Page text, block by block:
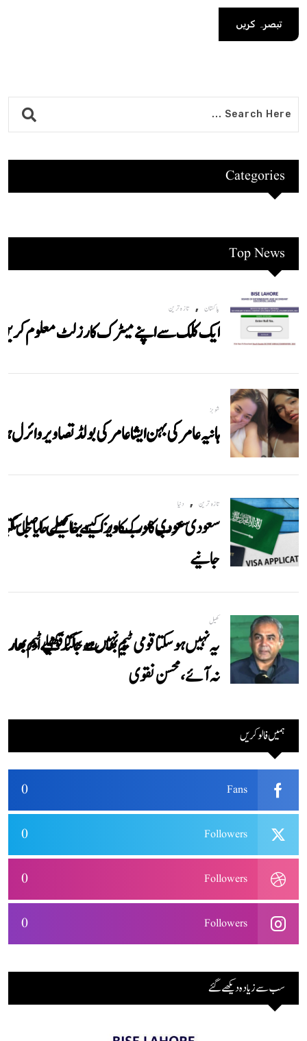
Categories
Top News
پاکستان , تازہ ترین
ایک کلک سے اپنے میٹرک کا رزلٹ معلوم
شوبز
ہانیہ عامر کی بہن ایشا عامر کی بولڈ تصاویر وائرل
تازہ ترین, دنیا
سعودی عرب کا ورک ویزا کیسے حاصل کیا
جانیے
کھیل
یہ نہیں ہوسکتا قومی ٹیم بھارت جاکر کھیلے اور
نہ آئے، محسن نقوی
ہمیں فالو کریں
0 Fans
0 Followers
0 Followers
0 Followers
سب سے زیادہ دیکھے گئے